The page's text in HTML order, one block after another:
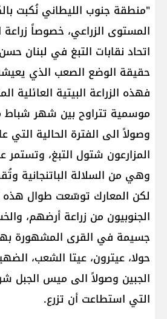
"منطقة جنوب الليطاني نُكبت
المستوى الزراعي، خصوصاً
اتحاد نقابات التبغ في لبنان
حقيقة الوضع الصعب الذي
فهذه الزراعة البيتية العائلية
موسمية تتراوح بين شهر شباط
وصولاً الى الفترة الحالية التي
وهي من السلالة الباتنجانية
لكن المعارك توسّعت طوال هذه
الجنوبيون من زراعة أرضهم،
جسيمة في القرى المشهورة
حولا، عيترون، عيتا الشعب،
الجبين وصولاً الى ميس الجبل
التي استطاعت أن تزرع.